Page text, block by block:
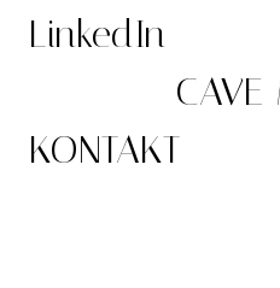
LinkedIn
CAVE
KONTAKT